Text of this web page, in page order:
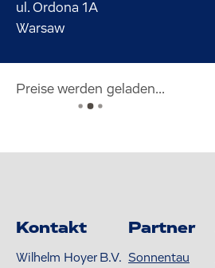
ul. Ordona 1A
Warsaw
Preise werden geladen...
Kontakt
Wilhelm Hoyer B.V.
Partner
Sonnentau